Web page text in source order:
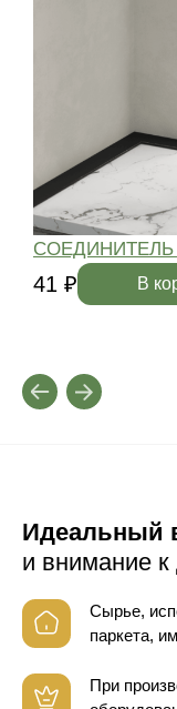
СОЕДИНИТЕЛЬ
41 ₽ В
Идеальный
и внимание к
Сырье,
паркета,
При